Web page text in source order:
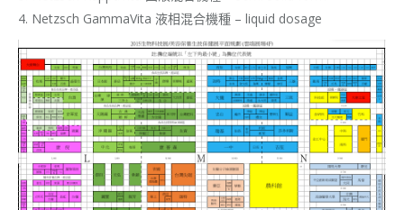
4. Netzsch GammaVita 液相混合機種 – liquid dosage